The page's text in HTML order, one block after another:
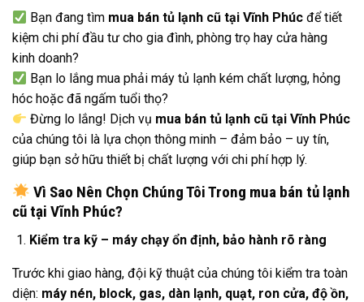
Bạn đang tìm mua bán tủ lạnh cũ tại Vĩnh Phúc để tiết
kiệm chi phí đầu tư cho gia đình, phòng trọ hay cửa hàng
kinh doanh?
Bạn lo lắng mua phải máy tủ lạnh kém chất lượng, hỏng
hóc hoặc đã ngấm tuổi thọ?
Đừng lo lắng! Dịch vụ mua bán tủ lạnh cũ tại Vĩnh Phúc
của chúng tôi là lựa chọn thông minh – đảm bảo – uy tín,
giúp bạn sở hữu thiết bị chất lượng với chi phí hợp lý.
Vì Sao Nên Chọn Chúng Tôi Trong mua bán tủ lạnh
cũ tại Vĩnh Phúc?
Kiểm tra kỹ – máy chạy ổn định, bảo hành rõ ràng
Trước khi giao hàng, đội kỹ thuật của chúng tôi kiểm tra toàn
diện: máy nén, block, gas, dàn lạnh, quạt, ron cửa, độ ồn,